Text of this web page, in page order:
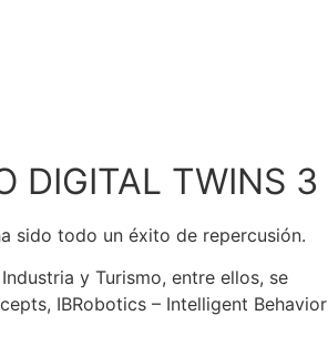
TWINS 3
sido todo un éxito de repercusión.
y Turismo, entre ellos, se
IBRobotics – Intelligent Behavior